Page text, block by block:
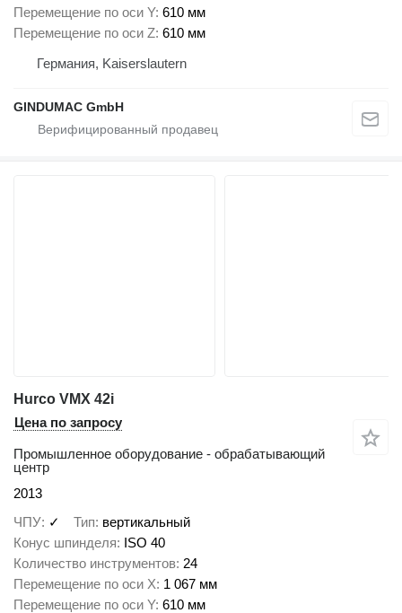
Перемещение по оси Y 610 мм
Перемещение по оси Z 610 мм
Германия, Kaiserslautern
GINDUMAC GmbH
Hurco VMX 42i
Цена по запросу
Промышленное оборудование - обрабатывающий
центр
2013
ЧПУ ✓ Тип вертикальный
Конус шпинделя ISO 40
Количество инструментов 24
Перемещение по оси X 1 067 мм
Перемещение по оси Y 610 мм